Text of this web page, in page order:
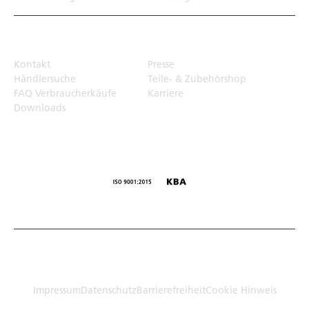
Kontakt
Presse
Händlersuche
Teile- & Zubehörshop
FAQ Verbraucherkäufe
Karriere
Downloads
ImpressumDatenschutzBarrierefreiheitCookie Hinweis